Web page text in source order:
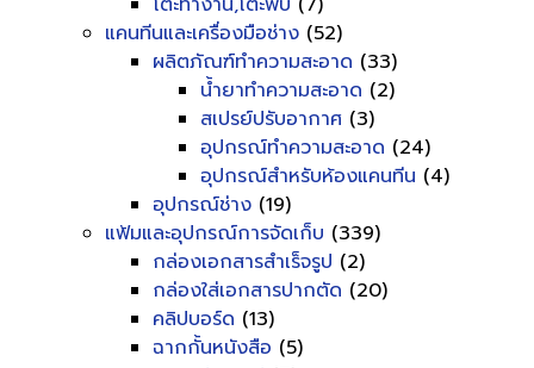
แคนทีนและเครื่องมือช่าง (52)
ผลิตภัณฑ์ทำความสะอาด (33)
น้ำยาทำความสะอาด (2)
สเปรย์ปรับอากาศ (3)
อุปกรณ์ทำความสะอาด (24)
อุปกรณ์สำหรับห้องแคนทีน (4)
อุปกรณ์ช่าง (19)
แฟ้มและอุปกรณ์การจัดเก็บ (339)
กล่องเอกสารสำเร็จรูป (2)
กล่องใส่เอกสารปากตัด (20)
คลิปบอร์ด (13)
ฉากกั้นหนังสือ (5)